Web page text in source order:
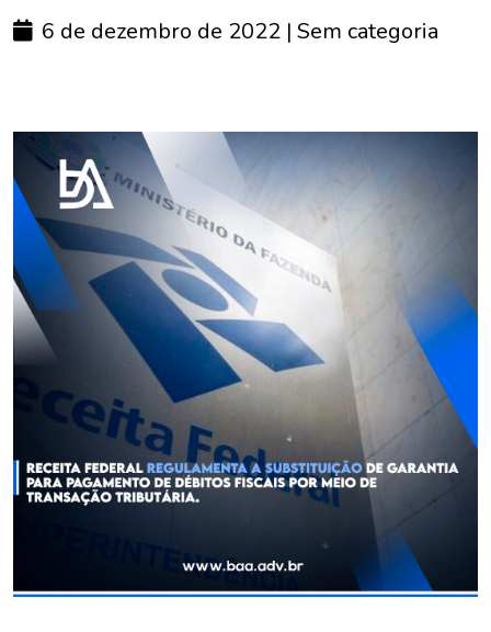
6 de dezembro de 2022 | Sem categoria